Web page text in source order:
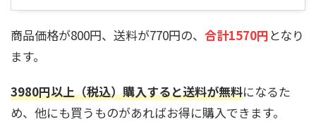
商品価格が800円、送料が770円の、 合計1570円 となり
ます。
3980円以上（税込）購入すると送料が無料になるた
め、他にも買うものがあればお得に購入できます。